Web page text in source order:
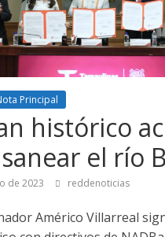
Principal
histórico
el río
de 2023 reddenoticias
Américo Villarreal